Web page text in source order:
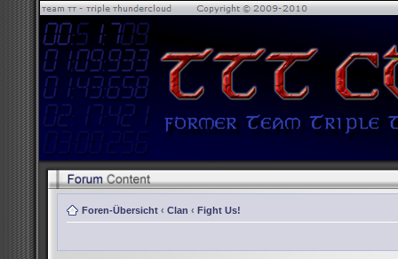
Foren-Übersicht ‹ Clan ‹ Fight Us!